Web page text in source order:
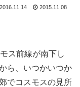
2016.11.14 2015.11.08
ス前線が南下し
ら、いつかいつか
でコスモスの見所